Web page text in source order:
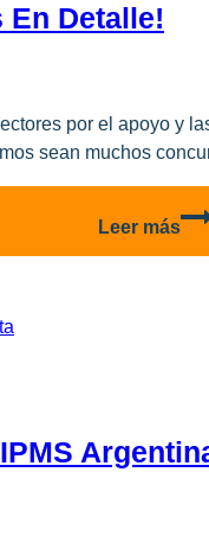
En Detalle!
por el apoyo
sean muchos
Leer más